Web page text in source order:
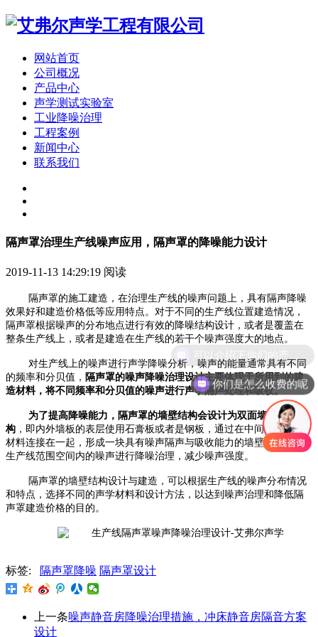
网站首页
公司概况
产品中心
声学测试实验室
工业降噪治理
工程案例
新闻中心
联系我们
隔声罩治理生产线噪声应用，隔声罩的降噪能力设计
2019-11-13 14:29:19 阅读
隔声罩的施工建造，在治理生产线的噪声问题上，具有隔声降噪
效果好和建造价格低等应用特点。对于不同的生产线位置建造情况，
隔声罩根据噪声的分布地点进行有效的降噪结构设计，或者是覆盖在
整条生产线上，或者是建造在生产线的若干个噪声强度大的地点。
对生产线上的噪声进行声学降噪分析，噪声的能量通常具有不同
的频率和分贝值， 隔声罩的噪声降噪治理设计主要体现于所用到的建
造材料，将不同频率和分贝值的噪声进行声学隔声处理和吸收。
为了提高降噪能力，隔声罩的墙壁结构会设计为双面墙板的结
构 ，即内外墙板的表层使用石膏板或者是钢板，通过在中间填充声学
材料连接在一起，形成一块具有噪声隔声与吸收能力的墙壁结构，将
生产线范围空间内的噪声进行降噪治理，减少噪声强度。
隔声罩的墙壁结构设计与建造，可以根据生产线的噪声分布情况
和特点，选择不同的声学材料和设计方法，以达到噪声治理和降低隔
声罩建造价格的目的。
标签: 隔声罩降噪 隔声罩设计
上一条噪声静音房降噪治理措施，冲床静音房隔音方案
设计
你们是怎么收费的呢